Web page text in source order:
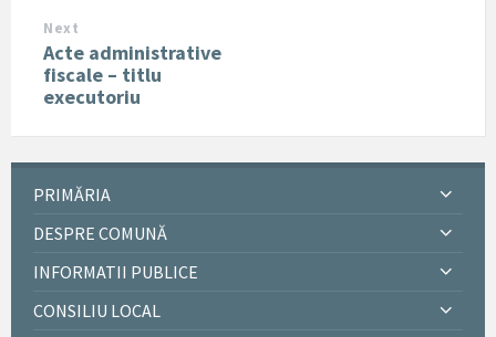
Next
Acte administrative
fiscale – titlu
executoriu
PRIMĂRIA
DESPRE COMUNĂ
INFORMATII PUBLICE
CONSILIU LOCAL